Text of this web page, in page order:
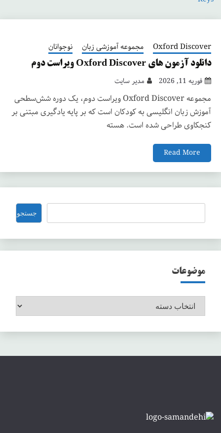
Oxford Discover مجموعه آموزشی زبان نوجوانان
دانلود آزمون های Oxford Discover ویراست دوم
فوریه 11, 2026 مدیر سایت
مجموعه Oxford Discover ویراست دوم، یک دوره شش‌سطحی
آموزش زبان انگلیسی به کودکان است که بر پایه یادگیری مبتنی بر
کنجکاوی طراحی شده است. هسته
Read More
جستجو جستجو
موضوعات
موضوعات